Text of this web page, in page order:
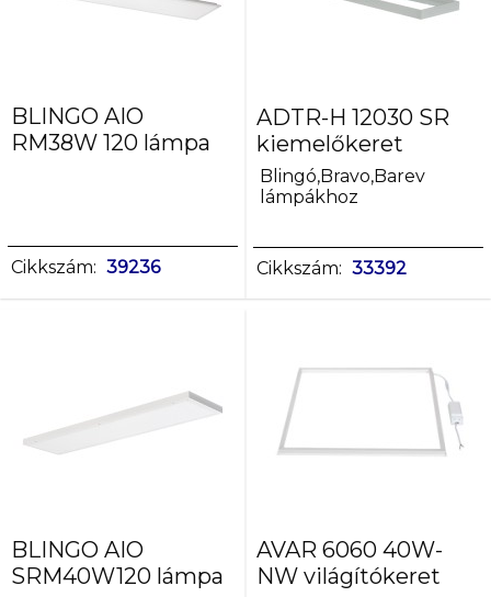
Búra
anyaga
Lámpaház
anyaga
BLINGO AIO
RM38W 120 lámpa
Cikkszám: 39236
ADTR-H 12030 SR
kiemelőkeret
Blingó,Bravo,Barev
lámpákhoz
Cikkszám: 33392
BLINGO AIO
SRM40W120 lámpa
AVAR 6060 40W-
NW világítókeret